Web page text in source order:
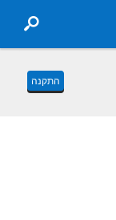
התקנה